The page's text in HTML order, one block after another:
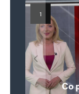
Co
i
o
Pim